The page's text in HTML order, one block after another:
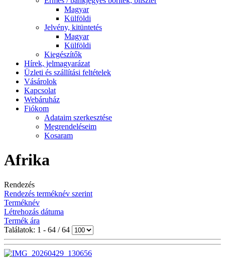
Magyar
Külföldi
Jelvény, kitüntetés
Magyar
Külföldi
Kiegészítők
Hírek, jelmagyarázat
Üzleti és szállítási feltételek
Vásárolok
Kapcsolat
Webáruház
Fiókom
Adataim szerkesztése
Megrendeléseim
Kosaram
Afrika
Rendezés
Rendezés terméknév szerint
Terméknév
Létrehozás dátuma
Termék ára
Találatok: 1 - 64 / 64